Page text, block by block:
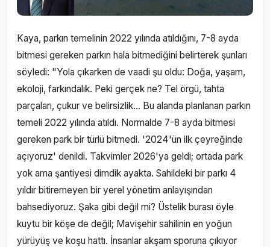
Kaya, parkın temelinin 2022 yılında atıldığını, 7-8 ayda
bitmesi gereken parkın hala bitmediğini belirterek şunları
söyledi: "Yola çıkarken de vaadi şu oldu: Doğa, yaşam,
ekoloji, farkındalık. Peki gerçek ne? Tel örgü, tahta
parçaları, çukur ve belirsizlik... Bu alanda planlanan parkın
temeli 2022 yılında atıldı. Normalde 7-8 ayda bitmesi
gereken park bir türlü bitmedi. '2024'ün ilk çeyreğinde
açıyoruz' denildi. Takvimler 2026'ya geldi; ortada park
yok ama şantiyesi dimdik ayakta. Sahildeki bir parkı 4
yıldır bitiremeyen bir yerel yönetim anlayışından
bahsediyoruz. Şaka gibi değil mi? Üstelik burası öyle
kuytu bir köşe de değil; Mavişehir sahilinin en yoğun
yürüyüş ve koşu hattı. İnsanlar akşam sporuna çıkıyor